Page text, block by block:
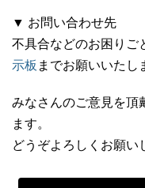
▼ お問い合わせ先
不具合などのお困りご
示板 までお願いいたし
みなさんのご意見を頂
ます。
どうぞよろしくお願い